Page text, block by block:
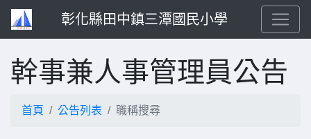
彰化縣田中鎮三潭國民小學
幹事兼人事管理員公告
首頁 公告列表 職稱搜尋